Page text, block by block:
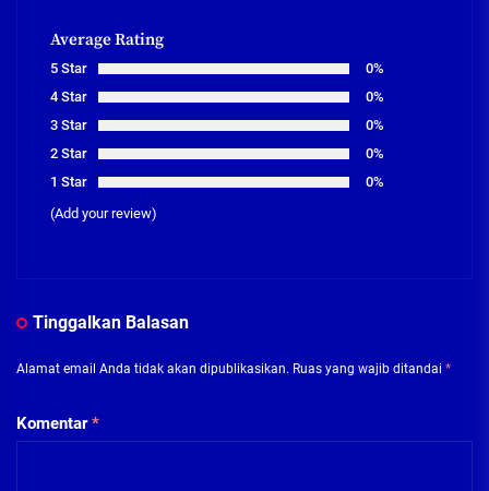
Average Rating
5 Star
0%
4 Star
0%
3 Star
0%
2 Star
0%
1 Star
0%
(Add your review)
Tinggalkan Balasan
Alamat email Anda tidak akan dipublikasikan. Ruas yang wajib ditandai *
Komentar*